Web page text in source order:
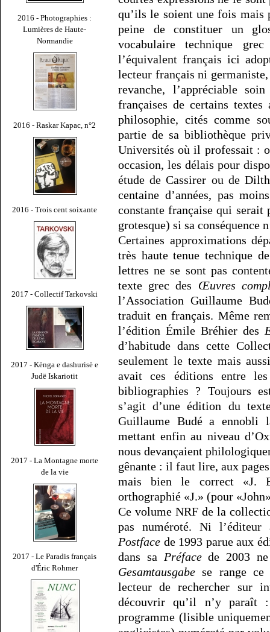
2016 - Photographies :
Lumières de Haute-
Normandie
2016 - Raskar Kapac, n°2
2016 - Trois cent soixante
2017 - Collectif Tarkovski
2017 - Kënga e dashurisë e
Judë Iskariotit
2017 - La Montagne morte
de la vie
2017 - Le Paradis français
d'Éric Rohmer
qu’ils le soient une fois mais
peine de constituer un
vocabulaire technique
l’équivalent français ici
lecteur français ni
revanche, l’appréciable
françaises de certains
philosophie, cités comme
partie de sa bibliothèque
Universités où il professait :
occasion, les délais pour
étude de Cassirer ou de
centaine d’années, pas
constante française qui serait
grotesque) si sa conséquence
Certaines approximations
très haute tenue technique
lettres ne se sont pas
texte grec des Œuvres
l’Association Guillaume
traduit en français. Même
l’édition Émile Bréhier des
d’habitude dans cette
seulement le texte mais
avait ces éditions entre
bibliographies ? Toujours
s’agit d’une édition du
Guillaume Budé a ennobli
mettant enfin au niveau
nous devançaient
gênante : il faut lire, aux
mais bien le correct «J.
orthographié «J.» (pour
Ce volume NRF de la
pas numéroté. Ni
Postface de 1993 parue aux
dans sa Préfacede 2003 ne
Gesamtausgabe se range ce
lecteur de rechercher sur
découvrir qu’il n’y
programme (lisible